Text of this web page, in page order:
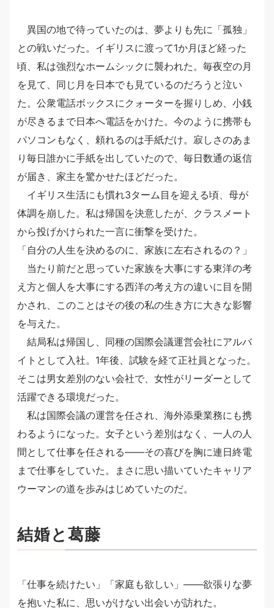
異国の地で待っていたのは、夢よりも先に「孤独」
との戦いだった。イギリスに渡って1か月ほど経った
頃、私は強烈なホームシックに襲われた。毎夜空の月
を見て、同じ月を日本でも見ているのだろうと泣い
た。公衆電話ボックスにクォーターを握りしめ、小銭
が尽きるまで日本へ電話をかけた。今のように携帯も
パソコンもなく、頼れるのは手紙だけ。寂しさのあま
り毎日誰かに手紙を出していたので、毎日数通の返信
が届き、家主を驚かせたほどだった。
イギリス生活にも慣れ3ターム目を迎える頃、母が
体調を崩した。私は帰国を決意したが、クラスメート
から投げかけられた一言に衝撃を受けた。
「自分の人生を決めるのに、家族に左右されるの？」
当たり前だと思っていた家族を大事にする東洋の考
え方と個人を大事にする西洋の考え方の違いに目を開
かされ、このことはその後の私の生き方に大きな影響
を与えた。
結局私は帰国し、同種の国際会議運営会社にアルバ
イトとして入社。1年後、試験を経て正社員となった。
そこは男女差別のない会社で、女性がリーダーとして
活躍できる環境だった。
私は国際会議の運営を任され、海外添乗業務にも携
わるようになった。女子という差別はなく、一人の人
間として仕事を任される――その喜びを胸に連日終電
まで仕事をしていた。まさに思い描いていたキャリア
ウーマンの道を歩みはじめていたのだ。
結婚と葛藤
「仕事を続けたい」「家庭も欲しい」――欲張りな夢
を抱いた私に、思いがけない出会いが訪れた。